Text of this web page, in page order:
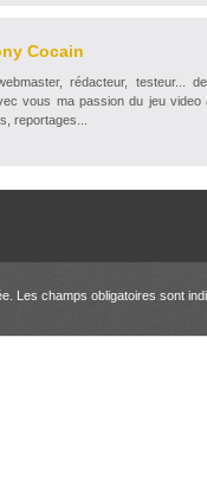
Cocain
rédacteur, testeur...
vous ma passion du jeu
reportages...
Les champs obligatoires sont